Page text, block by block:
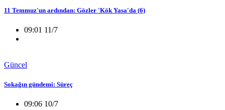
11 Temmuz'un ardından: Gözler 'Kök Yasa'da (6)
09:01 11/7
Güncel
Sokağın gündemi: Süreç
09:06 10/7